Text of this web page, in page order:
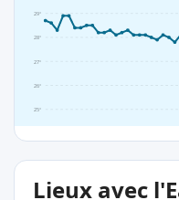
25°
26°
27°
28°
29°
Lieux avec